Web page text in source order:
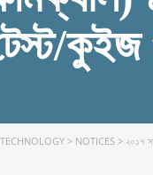
কুইজ
> NOTICES > ২০১৭